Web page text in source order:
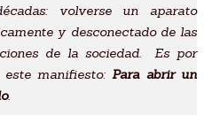
volverse un aparato
y desconectado de las
de la sociedad. Es por
este manifiesto:Para abrir un
.